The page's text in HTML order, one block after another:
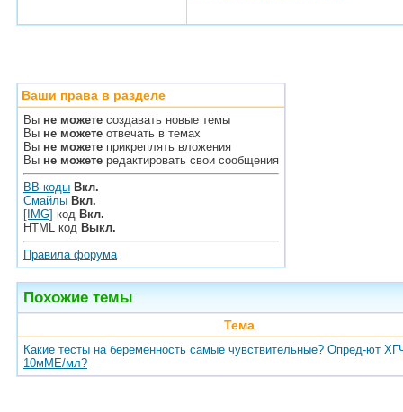
Ваши права в разделе
Вы не можете создавать новые темы
Вы не можете отвечать в темах
Вы не можете прикреплять вложения
Вы не можете редактировать свои сообщения
BB коды Вкл.
Смайлы Вкл.
[IMG] код Вкл.
HTML код Выкл.
Правила форума
Похожие темы
Тема
Какие тесты на беременность самые чувствительные? Опред-ют
10мМЕ/мл?